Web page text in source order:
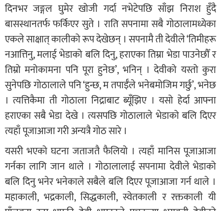
दिनभर जङ्गल घुमेर खोजी गर्दा नभेटेपछि साँझ निराश हुँदै
बासस्थानतर्फ फर्किएर सुते । राति सपनामा सबै गोठालामध्येका
एकले साक्षात् कालीको रूप देखेछन् । सपनामै ती देवीले ‘तिमीहरू
नआत्तिनु, मलाई भेडाको बलि दिनु, हराएका तिम्रा भेडा पाउनेछौँ र
तिम्रो मनोकामना पनि पूरा हुनेछ’, भनिन् । देवीको यस्तो कुरा
सुनेपछि गोठालाले पनि ‘हुन्छ, म तपाईँले भनेबमोजिम गर्छु’, भनेछ
। त्यत्तिकैमा ती गोठाला निद्राबाट ब्यूँझिए । यसो हेर्दा आफ्ना
हराएका सबै भेडा देखे । त्यसपछि गोठालाले भेडाको बलि दिएर
त्यहाँ पूजाआजा गरी अन्यत्रै गोठ सारे ।
यसरी भएको घटना जताजतै फैलियो । त्यहाँ मानिस पूजाआजा
गर्नका लागि जान थाले । गोठालालाई सपनामा देवीले भेडाको
बलि दिनु भनेर भनेकाले सबैले बलि दिएर पूजाआजा गर्न थाले ।
महाकाली, भद्रकाली, सिद्धकाली, स्वेतकाली र रक्तकाली यी